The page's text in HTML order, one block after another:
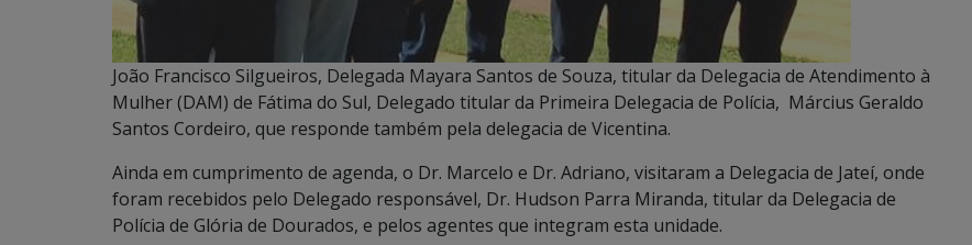
João Francisco Silgueiros, Delegada Mayara Santos de Souza, titular da Delegacia de Atendimento à
Mulher (DAM) de Fátima do Sul, Delegado titular da Primeira Delegacia de Polícia, Március Geraldo
Santos Cordeiro, que responde também pela delegacia de Vicentina.
Ainda em cumprimento de agenda, o Dr. Marcelo e Dr. Adriano, visitaram a Delegacia de Jateí, onde
foram recebidos pelo Delegado responsável, Dr. Hudson Parra Miranda, titular da Delegacia de
Polícia de Glória de Dourados, e pelos agentes que integram esta unidade.